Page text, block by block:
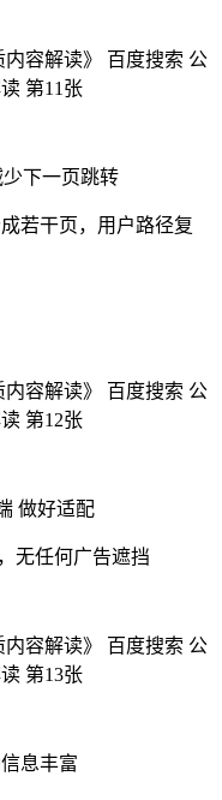
下一页跳转
若干页，用户路径复
做好适配
任何广告遮挡
息丰富